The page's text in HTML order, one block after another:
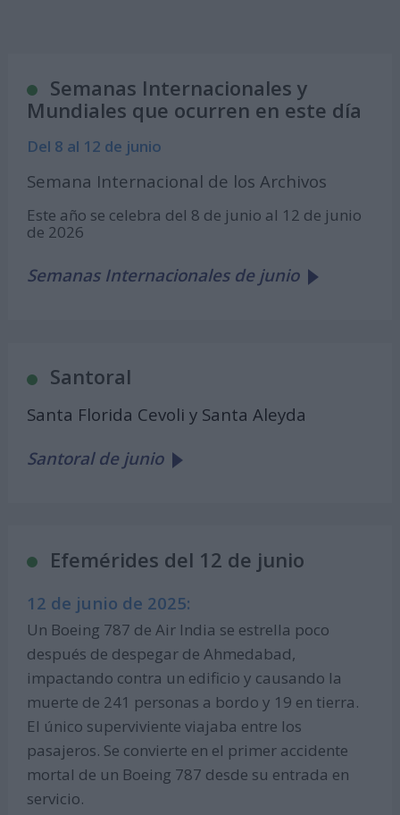
Semanas Internacionales y
Mundiales que ocurren en este día
Del 8 al 12 de junio
Semana Internacional de los Archivos
Este año se celebra del 8 de junio al 12 de junio
de 2026
Semanas Internacionales de junio
Santoral
Santa Florida Cevoli y Santa Aleyda
Santoral de junio
Efemérides del 12 de junio
12 de junio de 2025:
Un Boeing 787 de Air India se estrella poco
después de despegar de Ahmedabad,
impactando contra un edificio y causando la
muerte de 241 personas a bordo y 19 en tierra.
El único superviviente viajaba entre los
pasajeros. Se convierte en el primer accidente
mortal de un Boeing 787 desde su entrada en
servicio.